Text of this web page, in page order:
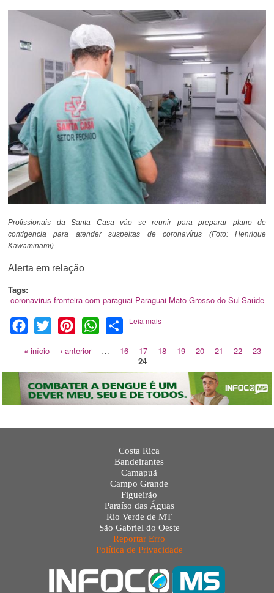
Profissionais da Santa Casa vão se reunir para preparar plano de
contigencia para atender suspeitas de coronavírus (Foto: Henrique
Kawaminami)
Alerta em relação
Tags:
coronavirus fronteira com paraguai Paraguai Mato Grosso do Sul Saúde
Facebook
Twitter PinterestWhatsApp
Share
Leia mais
« início ‹ anterior … 16 17 18 19 20 21 22
23
24
Costa Rica
Bandeirantes
Camapuã
Campo Grande
Figueirão
Paraíso das Águas
Rio Verde de MT
São Gabriel do Oeste
Reportar Erro
Política de Privacidade